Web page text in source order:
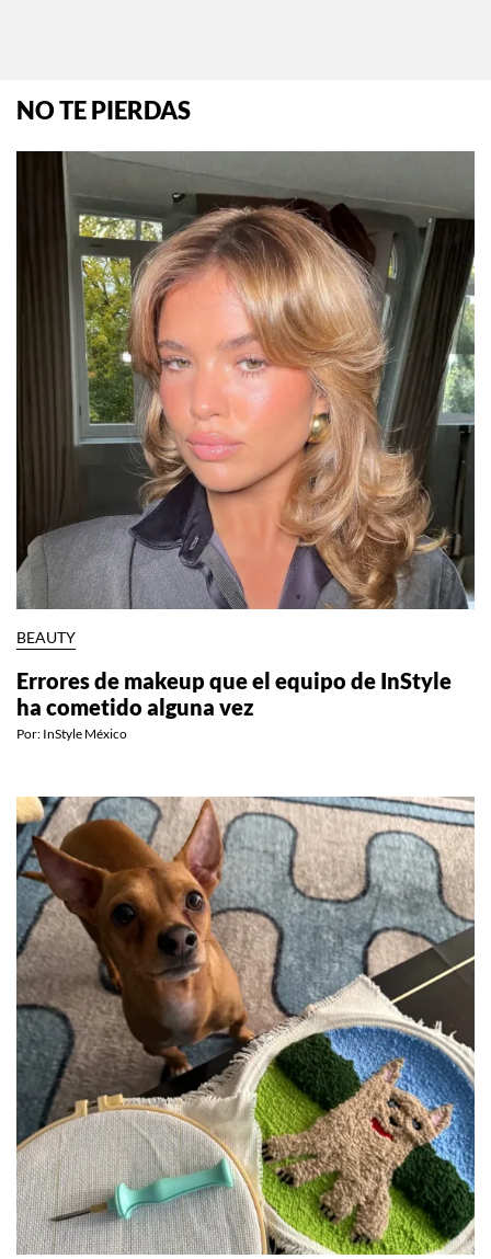
NO TE PIERDAS
BEAUTY
Errores de makeup que el equipo de InStyle
ha cometido alguna vez
Por: InStyle México